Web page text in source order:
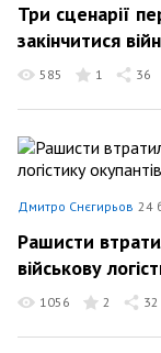
Три сценарії
закінчитися
585 1 36
Дмитро Снєгирьов 24
Рашисти
військову
1056 2 32